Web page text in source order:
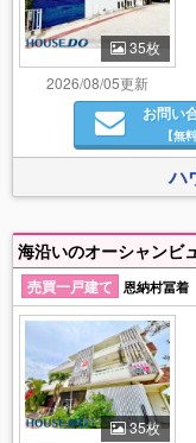
35枚
2026/08/05更新
お問い
【無料
ハ
売買一戸建て
恩納村冨着
35枚